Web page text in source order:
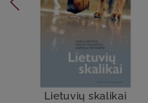
Lietuvių skalikai